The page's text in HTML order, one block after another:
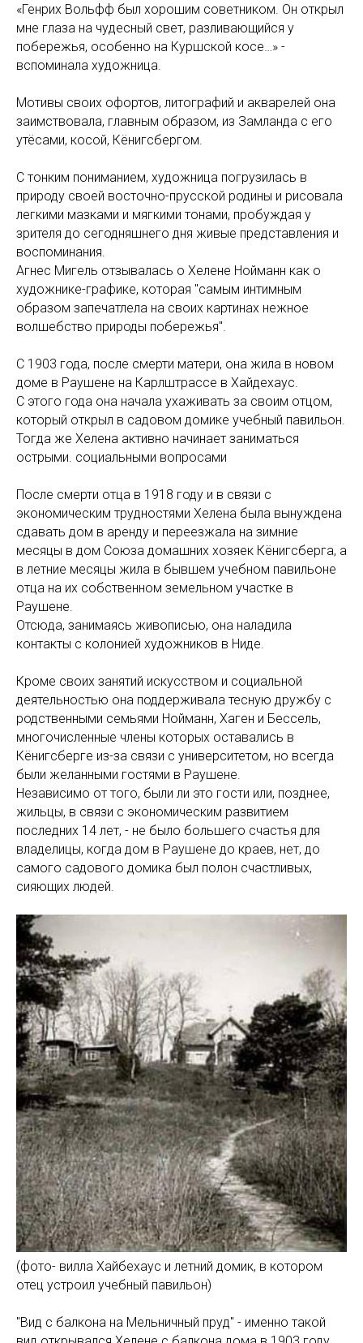
«Генрих Вольфф был хорошим советником. Он открыл
мне глаза на чудесный свет, разливающийся у
побережья, особенно на Куршской косе…» -
вспоминала художница.
Мотивы своих офортов, литографий и акварелей она
заимствовала, главным образом, из Замланда с его
утёсами, косой, Кёнигсбергом.
С тонким пониманием, художница погрузилась в
природу своей восточно-прусской родины и рисовала
легкими мазками и мягкими тонами, пробуждая у
зрителя до сегодняшнего дня живые представления и
воспоминания.
Агнес Мигель отзывалась о Хелене Нойманн как о
художнике-графике, которая "самым интимным
образом запечатлела на своих картинах нежное
волшебство природы побережья".
С 1903 года, после смерти матери, она жила в новом
доме в Раушене на Карлштрассе в Хайдехаус.
С этого года она начала ухаживать за своим отцом,
который открыл в садовом домике учебный павильон.
Тогда же Хелена активно начинает заниматься
острыми. социальными вопросами
После смерти отца в 1918 году и в связи с
экономическим трудностями Хелена была вынуждена
сдавать дом в аренду и переезжала на зимние
месяцы в дом Союза домашних хозяек Кёнигсберга, а
в летние месяцы жила в бывшем учебном павильоне
отца на их собственном земельном участке в
Раушене.
Отсюда, занимаясь живописью, она наладила
контакты с колонией художников в Ниде.
Кроме своих занятий искусством и социальной
деятельностью она поддерживала тесную дружбу с
родственными семьями Нойманн, Хаген и Бессель,
многочисленные члены которых оставались в
Кёнигсберге из-за связи с университетом, но всегда
были желанными гостями в Раушене.
Независимо от того, были ли это гости или, позднее,
жильцы, в связи с экономическим развитием
последних 14 лет, - не было большего счастья для
владелицы, когда дом в Раушене до краев, нет, до
самого садового домика был полон счастливых,
сияющих людей.
(фото- вилла Хайбехаус и летний домик, в котором
отец устроил учебный павильон)
"Вид с балкона на Мельничный пруд" - именно такой